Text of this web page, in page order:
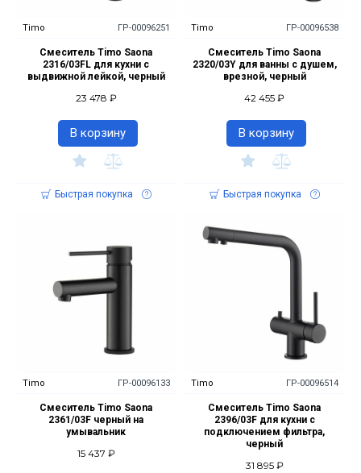
Timo ГР-00096251
Смеситель Timo Saona
2316/03FL для кухни с
выдвижной лейкой, черный
23 478 ₽
В корзину
Быстрая покупка
Timo ГР-00096538
Смеситель Timo Saona
2320/03Y для ванны с душем,
врезной, черный
42 455 ₽
В корзину
Быстрая покупка
Timo ГР-00096133
Смеситель Timo Saona
2361/03F черный на
умывальник
15 437 ₽
Timo ГР-00096514
Смеситель Timo Saona
2396/03F для кухни с
подключением фильтра,
черный
31 895 ₽